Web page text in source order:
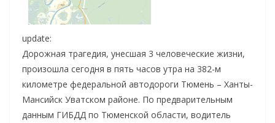
update:
Дорожная трагедия, унесшая 3 человеческие жизни,
произошла сегодня в пять часов утра на 382-м
километре федеральной автодороги Тюмень – Ханты-
Мансийск Уватском районе. По предварительным
данным ГИБДД по Тюменской области, водитель